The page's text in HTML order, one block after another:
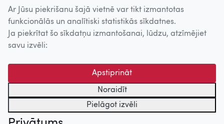
Uz augšu
© 2026 Nacionālais Kino centrs, Kultūras informācijas sistēmu
centrs. Sadarbības partneris: Latvijas Valsts
kinofotofonodokumentu arhīvs.
Ar Jūsu piekrišanu šajā vietnē var tikt izmantotas
funkcionālās un analītiski statistikās sīkdatnes.
Ja piekrītat šo sīkdatņu izmantošanai, lūdzu, atzīmējiet
savu izvēli:
Apstiprināt
Noraidīt
Pielāgot izvēli